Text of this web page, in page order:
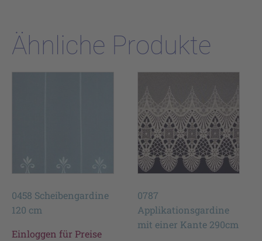
Ähnliche Produkte
0458 Scheibengardine
120 cm
Einloggen für Preise
0787
Applikationsgardine
mit einer Kante 290cm